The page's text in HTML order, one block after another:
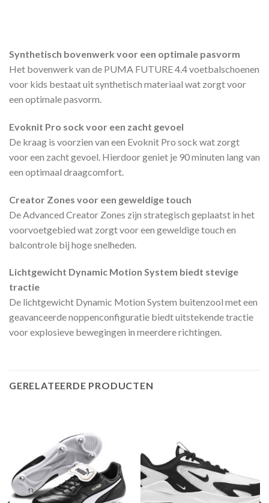
Synthetisch bovenwerk voor een optimale pasvorm
Het bovenwerk van de PUMA FUTURE 4.4 voetbalschoenen
voor kids bestaat uit synthetisch materiaal wat zorgt voor
een optimale pasvorm.
Evoknit Pro sock voor een zacht gevoel
De kraag is voorzien van een Evoknit Pro sock wat zorgt
voor een zacht gevoel. Hierdoor geniet je 90 minuten lang van
een optimaal draagcomfort.
Creator Zones voor een geweldige touch
De Advanced Creator Zones zijn strategisch geplaatst in het
voorvoetgebied wat zorgt voor een geweldige touch en
balcontrole bij hoge snelheden.
Lichtgewicht Dynamic Motion System biedt stevige
tractie
De lichtgewicht Dynamic Motion System buitenzool met een
geavanceerde noppenconfiguratie biedt uitstekende tractie
voor explosieve bewegingen in meerdere richtingen.
GERELATEERDE PRODUCTEN